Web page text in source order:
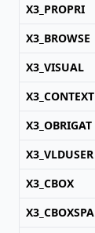
X3_PROPRI
X3_BROWSE
X3_VISUAL
X3_CONTEXT
X3_OBRIGAT
X3_VLDUSER
X3_CBOX
X3_CBOXSPA